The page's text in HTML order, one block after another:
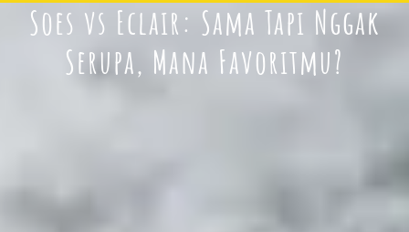
Soes vs Eclair: Sama Tapi Nggak
Serupa, Mana Favoritmu?